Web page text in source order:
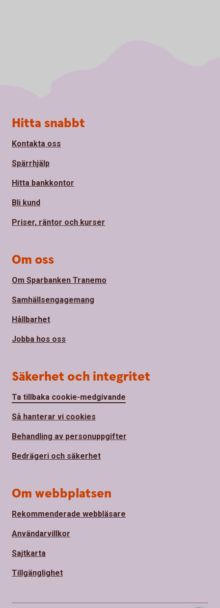
Sidfot
Hitta snabbt
Kontakta oss
Spärrhjälp
Hitta bankkontor
Bli kund
Priser, räntor och kurser
Om oss
Om Sparbanken Tranemo
Samhällsengagemang
Hållbarhet
Jobba hos oss
Säkerhet och integritet
Ta tillbaka cookie-medgivande
Så hanterar vi cookies
Behandling av personuppgifter
Bedrägeri och säkerhet
Om webbplatsen
Rekommenderade webbläsare
Användarvillkor
Sajtkarta
Tillgänglighet